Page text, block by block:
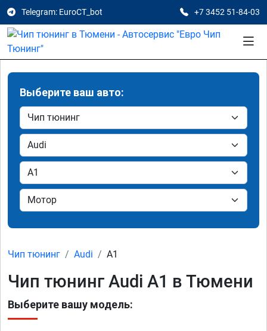
Telegram: EuroCT_bot +7 3452 51-84-03
Выберите ваш авто:
Чип тюнинг Audi A1
Чип тюнинг Audi A1 в Тюмени
Выберите вашу модель: